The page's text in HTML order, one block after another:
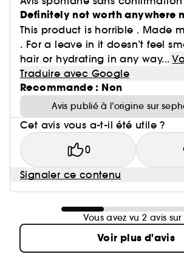
Definitely not worth anywhere
This product is horrible . Made
. For a leave in it doesn’t feel
hair or hydrating in any way...
Traduire avec Google
Recommande : Non
Avis publié à l’origine sur
Cet avis vous a-t-il été utile ?
0
Signaler ce contenu
Vous avez vu 2 avis sur
Voir plus d'avis